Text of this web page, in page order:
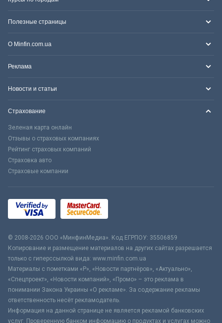
Полезные страницы
О Minfin.com.ua
Реклама
Новости и статьи
Страхование
Зеленая карта онлайн
Отзывы о страховых компаниях
Рейтинг страховых компаний
Страховка авто
Страховые компании
© 2008-2026 ООО «МинфинМедиа». Код ЕГРПОУ: 35506859
Копирование и размещение материалов на других сайтах разрешается
только с гиперссылкой вида: www.minfin.com.ua
Материалы с пометками «Р», «Новости партнёров», «Актуально»,
«Спецпроект», «Новости компаний», «Промо» – это реклама в
понимании Закона Украины «О рекламе». За содержание рекламы
ответственность несёт рекламодатель.
Информация на данной странице не является рекламой банковских
услуг. Проверенную банком информацию о продуктах и услугах можно